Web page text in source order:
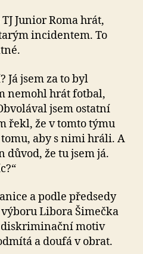
Junior Roma hrát,
incidentem. To
Já jsem za to byl
nemohl hrát fotbal,
jsem ostatní
řekl, že v tomto týmu
aby s nimi hráli. A
důvod, že tu jsem já.
a podle předsedy
Libora Šimečka
diskriminační motiv
a doufá v obrat.